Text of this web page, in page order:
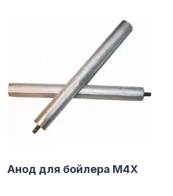
Анод для бойлера M4X